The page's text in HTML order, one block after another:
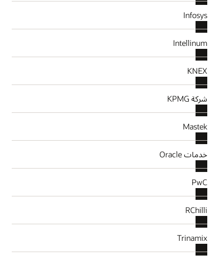
Infosys
Intellinum
KNEX
شركة KPMG
Mastek
خدمات Oracle
PwC
RChilli
Trinamix